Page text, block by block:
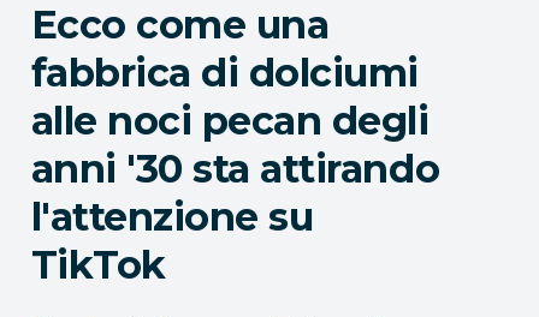
Ecco come una
fabbrica di dolciumi
alle noci pecan degli
anni '30 sta attirando
l'attenzione su
TikTok